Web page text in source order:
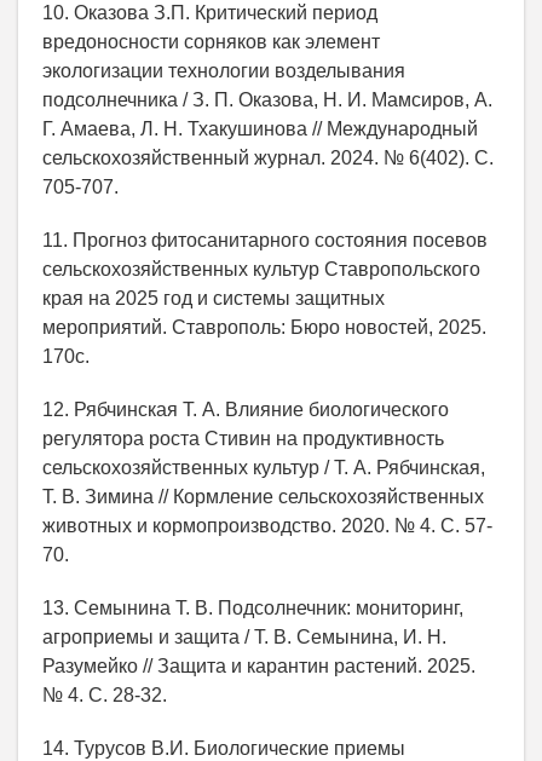
10. Оказова З.П. Критический период
вредоносности сорняков как элемент
экологизации технологии возделывания
подсолнечника / З. П. Оказова, Н. И. Мамсиров, А.
Г. Амаева, Л. Н. Тхакушинова // Международный
сельскохозяйственный журнал. 2024. № 6(402). С.
705-707.
11. Прогноз фитосанитарного состояния посевов
сельскохозяйственных культур Ставропольского
края на 2025 год и системы защитных
мероприятий. Ставрополь: Бюро новостей, 2025.
170с.
12. Рябчинская Т. А. Влияние биологического
регулятора роста Стивин на продуктивность
сельскохозяйственных культур / Т. А. Рябчинская,
Т. В. Зимина // Кормление сельскохозяйственных
животных и кормопроизводство. 2020. № 4. С. 57-
70.
13. Семынина Т. В. Подсолнечник: мониторинг,
агроприемы и защита / Т. В. Семынина, И. Н.
Разумейко // Защита и карантин растений. 2025.
№ 4. С. 28-32.
14. Турусов В.И. Биологические приемы